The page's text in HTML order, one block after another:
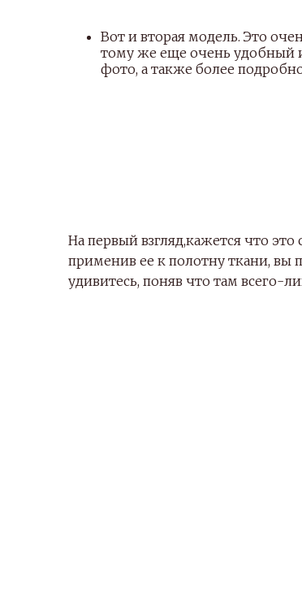
Вот и вторая модель. Это
тому же еще очень удобный и
фото, а также более
На первый взгляд,кажется что
применив ее к полотну ткани, вы
удивитесь, поняв что там всего-